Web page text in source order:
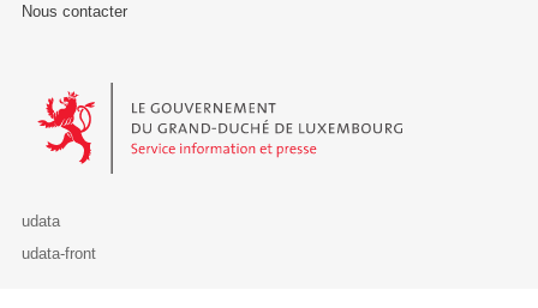
Nous contacter
Le Gouvernement du Grand-Duché de Luxembourg - Service
udata
udata-front